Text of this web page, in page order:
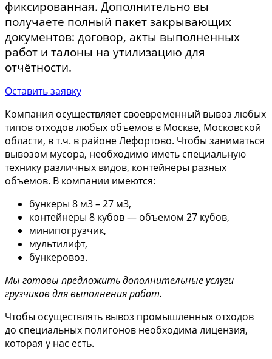
фиксированная. Дополнительно вы
получаете полный пакет закрывающих
документов: договор, акты выполненных
работ и талоны на утилизацию для
отчётности.
Оставить заявку
Компания осуществляет своевременный вывоз любых
типов отходов любых объемов в Москве, Московской
области, в т.ч. в районе Лефортово. Чтобы заниматься
вывозом мусора, необходимо иметь специальную
технику различных видов, контейнеры разных
объемов. В компании имеются:
бункеры 8 м3 – 27 м3,
контейнеры 8 кубов — объемом 27 кубов,
минипогрузчик,
мультилифт,
бункеровоз.
Мы готовы предложить дополнительные услуги
грузчиков для выполнения работ.
Чтобы осуществлять вывоз промышленных отходов
до специальных полигонов необходима лицензия,
которая у нас есть.